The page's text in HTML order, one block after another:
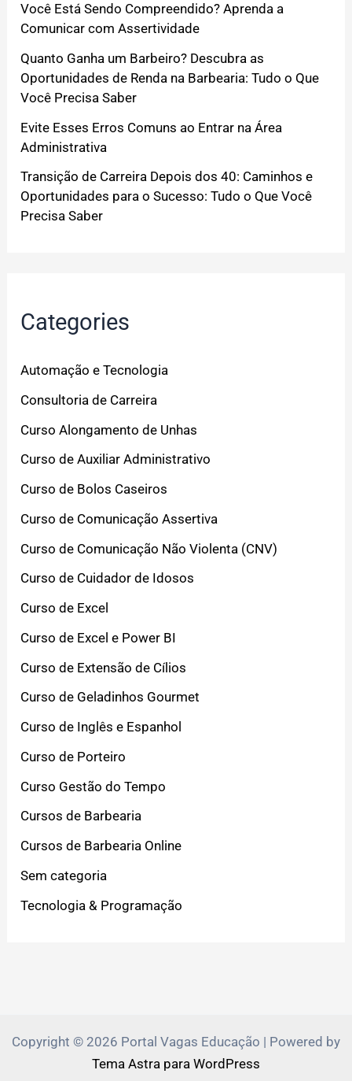
Você Está Sendo Compreendido? Aprenda a
Comunicar com Assertividade
Quanto Ganha um Barbeiro? Descubra as
Oportunidades de Renda na Barbearia: Tudo o Que
Você Precisa Saber
Evite Esses Erros Comuns ao Entrar na Área
Administrativa
Transição de Carreira Depois dos 40: Caminhos e
Oportunidades para o Sucesso: Tudo o Que Você
Precisa Saber
Categories
Automação e Tecnologia
Consultoria de Carreira
Curso Alongamento de Unhas
Curso de Auxiliar Administrativo
Curso de Bolos Caseiros
Curso de Comunicação Assertiva
Curso de Comunicação Não Violenta (CNV)
Curso de Cuidador de Idosos
Curso de Excel
Curso de Excel e Power BI
Curso de Extensão de Cílios
Curso de Geladinhos Gourmet
Curso de Inglês e Espanhol
Curso de Porteiro
Curso Gestão do Tempo
Cursos de Barbearia
Cursos de Barbearia Online
Sem categoria
Tecnologia & Programação
Copyright © 2026 Portal Vagas Educação | Powered by
Tema Astra para WordPress